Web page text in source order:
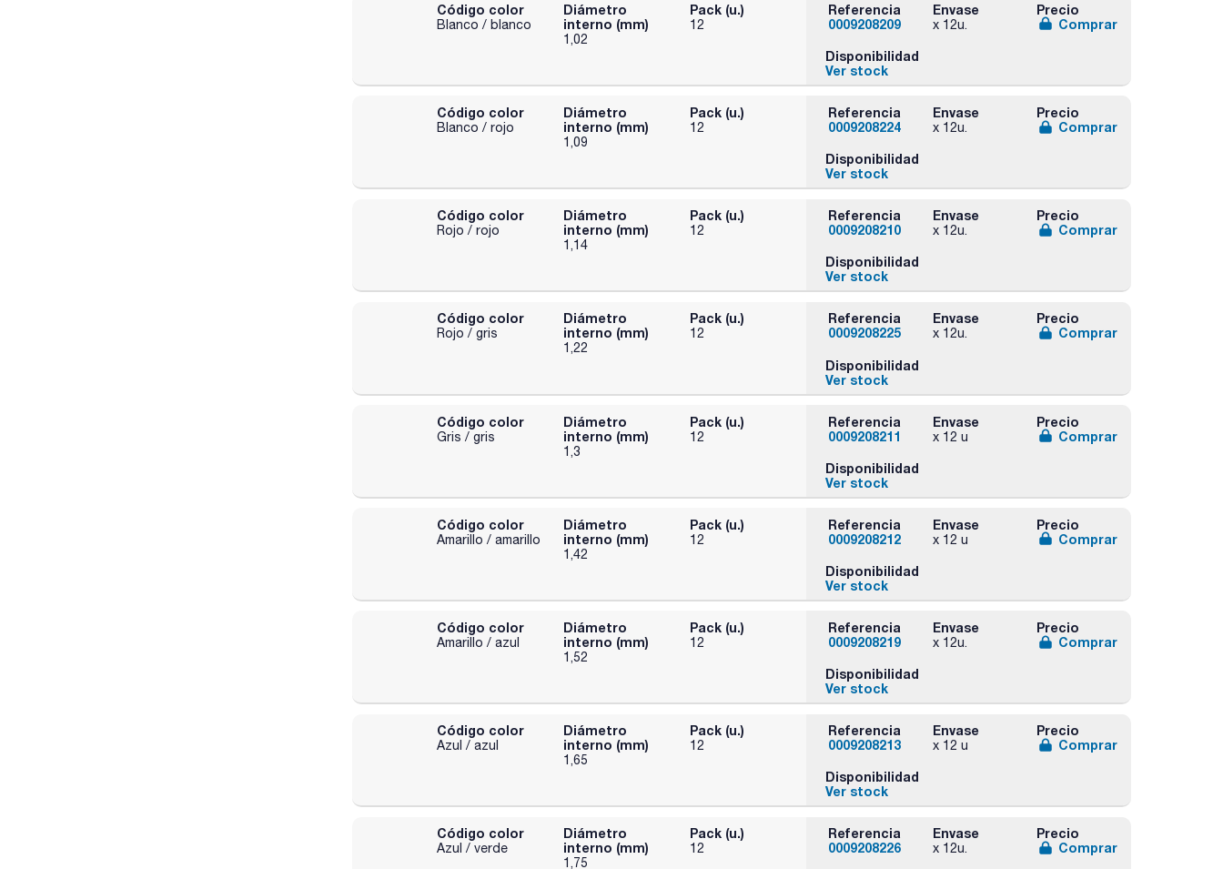
Código color
Blanco / blanco
Diámetro
interno (mm)
1,02
Pack (u.)
12
Referencia
0009208209
Envase
x 12u.
Precio
Comprar
Disponibilidad
Ver stock
Código color
Blanco / rojo
Diámetro
interno (mm)
1,09
Pack (u.)
12
Referencia
0009208224
Envase
x 12u.
Precio
Comprar
Disponibilidad
Ver stock
Código color
Rojo / rojo
Diámetro
interno (mm)
1,14
Pack (u.)
12
Referencia
0009208210
Envase
x 12u.
Precio
Comprar
Disponibilidad
Ver stock
Código color
Rojo / gris
Diámetro
interno (mm)
1,22
Pack (u.)
12
Referencia
0009208225
Envase
x 12u.
Precio
Comprar
Disponibilidad
Ver stock
Código color
Gris / gris
Diámetro
interno (mm)
1,3
Pack (u.)
12
Referencia
0009208211
Envase
x 12 u
Precio
Comprar
Disponibilidad
Ver stock
Código color
Amarillo / amarillo
Diámetro
interno (mm)
1,42
Pack (u.)
12
Referencia
0009208212
Envase
x 12 u
Precio
Comprar
Disponibilidad
Ver stock
Código color
Amarillo / azul
Diámetro
interno (mm)
1,52
Pack (u.)
12
Referencia
0009208219
Envase
x 12u.
Precio
Comprar
Disponibilidad
Ver stock
Código color
Azul / azul
Diámetro
interno (mm)
1,65
Pack (u.)
12
Referencia
0009208213
Envase
x 12 u
Precio
Comprar
Disponibilidad
Ver stock
Código color
Azul / verde
Diámetro
interno (mm)
1,75
Pack (u.)
12
Referencia
0009208226
Envase
x 12u.
Precio
Comprar